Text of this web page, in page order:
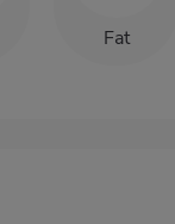
Fat